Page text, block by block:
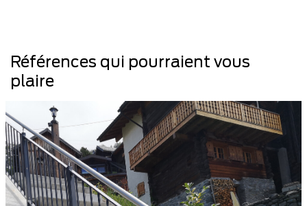
Références qui pourraient vous
plaire